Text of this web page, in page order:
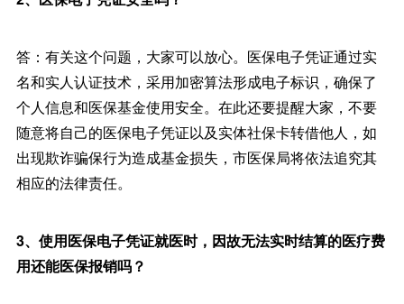
答：有关这个问题，大家可以放心。医保电子凭证通过实
名和实人认证技术，采用加密算法形成电子标识，确保了
个人信息和医保基金使用安全。在此还要提醒大家，不要
随意将自己的医保电子凭证以及实体社保卡转借他人，如
出现欺诈骗保行为造成基金损失，市医保局将依法追究其
相应的法律责任。
3、使用医保电子凭证就医时，因故无法实时结算的医疗费
用还能医保报销吗？